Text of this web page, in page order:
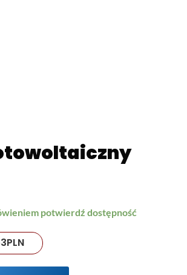
potwierdź dostępność
PLN